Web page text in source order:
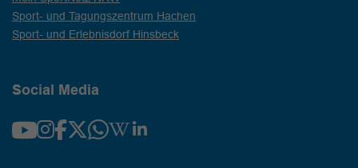
Sport- und Tagungszentrum Hachen
Sport- und Erlebnisdorf Hinsbeck
Social Media